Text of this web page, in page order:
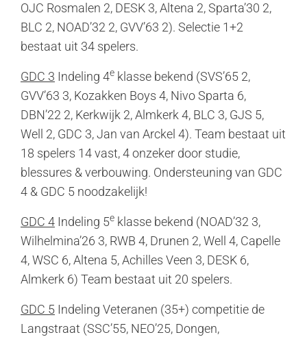
OJC Rosmalen 2, DESK 3, Altena 2, Sparta’30 2,
BLC 2, NOAD’32 2, GVV’63 2). Selectie 1+2
bestaat uit 34 spelers.
GDC 3 Indeling 4e klasse bekend (SVS’65 2,
GVV’63 3, Kozakken Boys 4, Nivo Sparta 6,
DBN’22 2, Kerkwijk 2, Almkerk 4, BLC 3, GJS 5,
Well 2, GDC 3, Jan van Arckel 4). Team bestaat uit
18 spelers 14 vast, 4 onzeker door studie,
blessures & verbouwing. Ondersteuning van GDC
4 & GDC 5 noodzakelijk!
GDC 4 Indeling 5e klasse bekend (NOAD’32 3,
Wilhelmina’26 3, RWB 4, Drunen 2, Well 4, Capelle
4, WSC 6, Altena 5, Achilles Veen 3, DESK 6,
Almkerk 6) Team bestaat uit 20 spelers.
GDC 5 Indeling Veteranen (35+) competitie de
Langstraat (SSC’55, NEO’25, Dongen,